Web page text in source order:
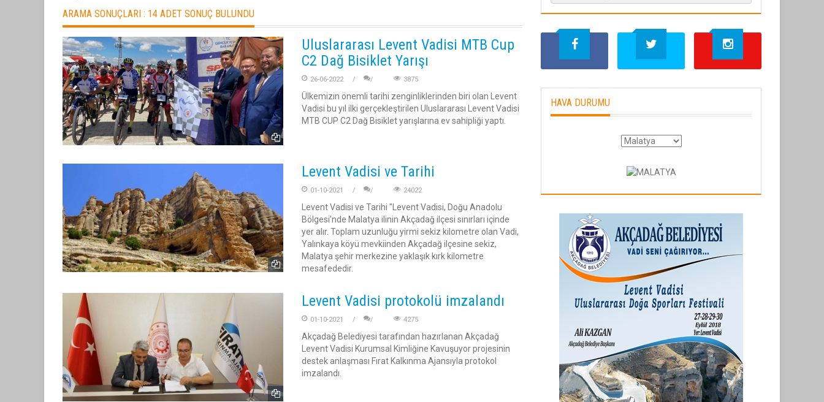
ARAMA SONUÇLARI : 14 ADET SONUÇ BULUNDU
Uluslararası Levent Vadisi MTB Cup
C2 Dağ Bisiklet Yarışı
26-06-2022 3875
Ülkemizin önemli tarihi zenginliklerinden biri olan Levent
Vadisi bu yıl ilki gerçekleştirilen Uluslararası Levent Vadisi
MTB CUP C2 Dağ Bisiklet yarışlarına ev sahipliği yaptı.
Levent Vadisi ve Tarihi
01-10-2021 24022
Levent Vadisi ve Tarihi "Levent Vadisi, Doğu Anadolu
Bölgesi'nde Malatya ilinin Akçadağ ilçesi sınırları içinde
yer alır. Toplam uzunluğu yirmi sekiz kilometre olan Vadi,
Yalınkaya köyü mevkiinden Akçadağ ilçesine sekiz,
Malatya şehir merkezine yaklaşık kırk kilometre
mesafededir.
Levent Vadisi protokolü imzalandı
01-10-2021 4275
Akçadağ Belediyesi tarafından hazırlanan Akçadağ
Levent Vadisi Kurumsal Kimliğine Kavuşuyor projesinin
destek anlaşması Fırat Kalkınma Ajansıyla protokol
imzalandı.
HAVA DURUMU